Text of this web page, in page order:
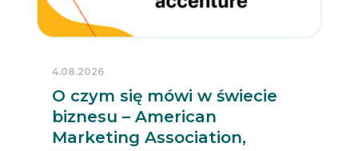
O czym się mówi w świecie
biznesu – American
Marketing Association,
4.08.2026